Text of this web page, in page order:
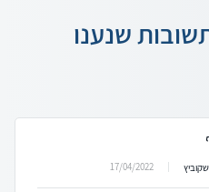
שנענו
17/04/2022